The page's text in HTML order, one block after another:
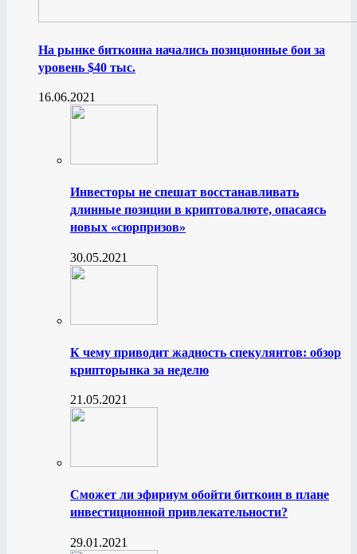
На рынке биткоина начались позиционные бои за
уровень $40 тыс.
16.06.2021
Инвесторы не спешат восстанавливать
длинные позиции в криптовалюте, опасаясь
новых «сюрпризов»
30.05.2021
К чему приводит жадность спекулянтов: обзор
крипторынка за неделю
21.05.2021
Сможет ли эфириум обойти биткоин в плане
инвестиционной привлекательности?
29.01.2021